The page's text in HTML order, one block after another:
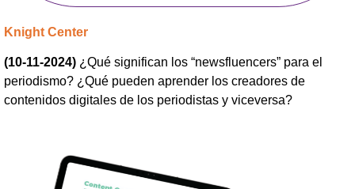
Knight Center
(10-11-2024) ¿Qué significan los “newsfluencers” para el
periodismo? ¿Qué pueden aprender los creadores de
contenidos digitales de los periodistas y viceversa?